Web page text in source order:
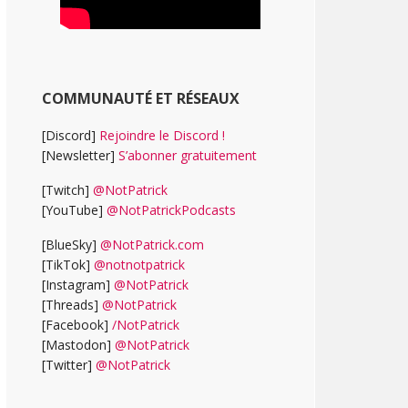
COMMUNAUTÉ ET RÉSEAUX
[Discord] Rejoindre le Discord !
[Newsletter] S’abonner gratuitement
[Twitch] @NotPatrick
[YouTube] @NotPatrickPodcasts
[BlueSky] @NotPatrick.com
[TikTok] @notnotpatrick
[Instagram] @NotPatrick
[Threads] @NotPatrick
[Facebook] /NotPatrick
[Mastodon] @NotPatrick
[Twitter] @NotPatrick